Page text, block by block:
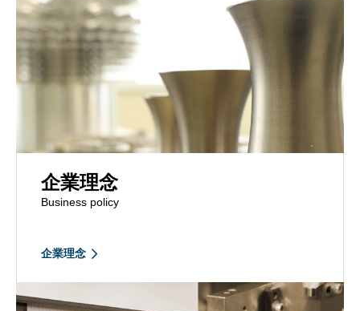
企業理念
Business policy
企業理念